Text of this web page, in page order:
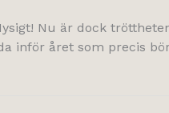
Nu är dock
inför året som precis